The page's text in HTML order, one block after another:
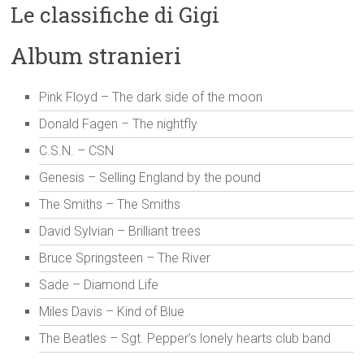
Le classifiche di Gigi
Album stranieri
Pink Floyd – The dark side of the moon
Donald Fagen – The nightfly
C.S.N. – CSN
Genesis – Selling England by the pound
The Smiths – The Smiths
David Sylvian – Brilliant trees
Bruce Springsteen – The River
Sade – Diamond Life
Miles Davis – Kind of Blue
The Beatles – Sgt. Pepper’s lonely hearts club band